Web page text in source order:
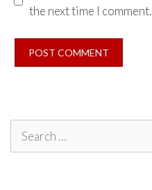
the next time I comment.
Search